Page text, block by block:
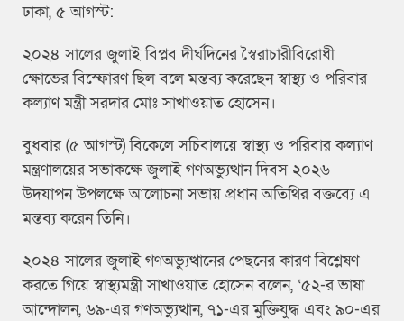
ঢাকা, ৫ আগস্ট:
২০২৪ সালের জুলাই বিপ্লব দীর্ঘদিনের স্বৈরাচারীবিরোধী
ক্ষোভের বিস্ফোরণ ছিল বলে মন্তব্য করেছেন স্বাস্থ্য ও পরিবার
কল্যাণ মন্ত্রী সরদার মোঃ সাখাওয়াত হোসেন।
বুধবার (৫ আগস্ট) বিকেলে সচিবালয়ে স্বাস্থ্য ও পরিবার কল্যাণ
মন্ত্রণালয়ের সভাকক্ষে জুলাই গণঅভ্যুত্থান দিবস ২০২৬
উদযাপন উপলক্ষে আলোচনা সভায় প্রধান অতিথির বক্তব্যে এ
মন্তব্য করেন তিনি।
২০২৪ সালের জুলাই গণঅভ্যুত্থানের পেছনের কারণ বিশ্লেষণ
করতে গিয়ে স্বাস্থ্যমন্ত্রী সাখাওয়াত হোসেন বলেন, ‘৫২-র ভাষা
আন্দোলন, ৬৯-এর গণঅভ্যুত্থান, ৭১-এর মুক্তিযুদ্ধ এবং ৯০-এর